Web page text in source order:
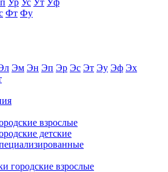
Ур Ус Ут Уф
Фт Фу
Эм Эн Эп Эр Эс Эт Эу Эф Эх
взрослые
детские
городские взрослые